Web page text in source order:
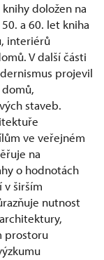
doložen na
a 60. let kniha
interiérů
V další části
projevil
staveb.
ve veřejném
na
o hodnotách
v širším
nutnost
prostoru